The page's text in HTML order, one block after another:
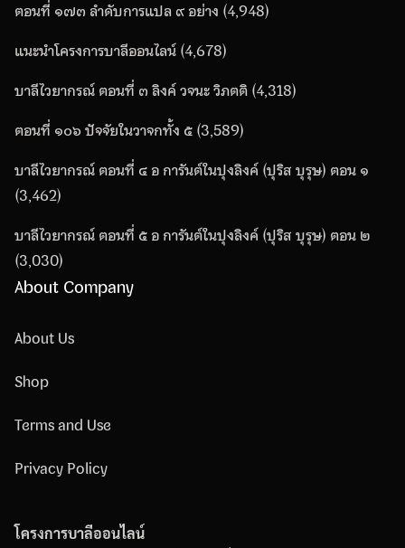
ตอนที่ ๑๗๓ ลำดับการแปล ๙ อย่าง (4,948)
แนะนำโครงการบาลีออนไลน์(4,678)
บาลีไวยากรณ์ ตอนที่ ๓ ลิงค์ วจนะ วิภตติ(4,318)
ตอนที่ ๑๐๖ ปัจจัยในวาจกทั้ง ๕(3,589)
บาลีไวยากรณ์ ตอนที่ ๔ อ การันต์ในปุงลิงค์ (ปุริส บุรุษ) ตอน ๑
(3,462)
บาลีไวยากรณ์ ตอนที่ ๕ อ การันต์ในปุงลิงค์ (ปุริส บุรุษ) ตอน ๒
(3,030)
About Company
About Us
Shop
Terms and Use
Privacy Policy
โครงการบาลีออนไลน์